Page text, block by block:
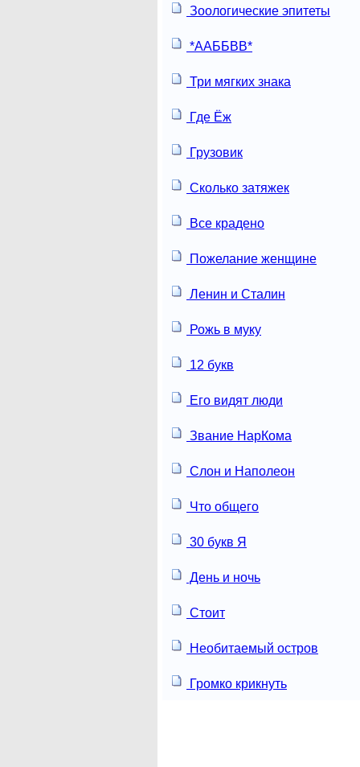
Зоологические эпитеты
*ААББВВ*
Три мягких знака
Где Ёж
Грузовик
Сколько затяжек
Все крадено
Пожелание женщине
Ленин и Сталин
Рожь в муку
12 букв
Его видят люди
Звание НарКома
Слон и Наполеон
Что общего
30 букв Я
День и ночь
Стоит
Необитаемый остров
Громко крикнуть